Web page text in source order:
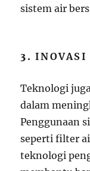
sistem air
3.INOVASI
Teknologi
dalam
Penggunaan
seperti filter
teknologi